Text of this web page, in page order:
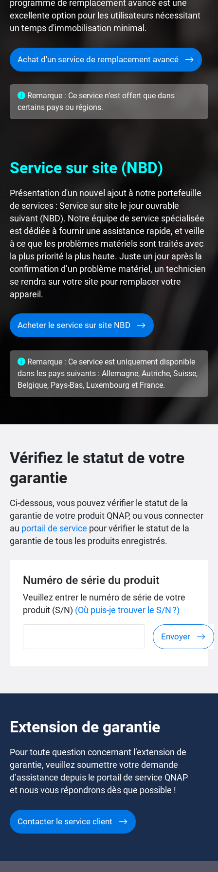
programme de remplacement avancé est une
excellente option pour les utilisateurs nécessitant
un temps d'immobilisation minimal.
Achat d'un service de remplacement avancé
Remarque : Ce service n’est offert que dans
certains pays ou régions.
Service sur site (NBD)
Présentation d'un nouvel ajout à notre portefeuille
de services : Service sur site le jour ouvrable
suivant (NBD). Notre équipe de service spécialisée
est dédiée à fournir une assistance rapide, et veille
à ce que les problèmes matériels sont traités avec
la plus priorité la plus haute. Juste un jour après la
confirmation d’un problème matériel, un technicien
se rendra sur votre site pour remplacer votre
appareil.
Acheter le service sur site NBD
Remarque : Ce service est uniquement disponible
dans les pays suivants : Allemagne, Autriche, Suisse,
Belgique, Pays-Bas, Luxembourg et France.
Vérifiez le statut de votre
garantie
Ci-dessous, vous pouvez vérifier le statut de la
garantie de votre produit QNAP, ou vous connecter
au portail de service pour vérifier le statut de la
garantie de tous les produits enregistrés.
Numéro de série du produit
Veuillez entrer le numéro de série de votre
produit (S/N) (Où puis-je trouver le S/N ?)
Envoyer
Extension de garantie
Pour toute question concernant l’extension de
garantie, veuillez soumettre votre demande
d’assistance depuis le portail de service QNAP
et nous vous répondrons dès que possible !
Contacter le service client